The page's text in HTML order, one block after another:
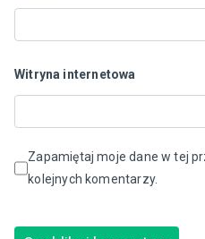
Witryna internetowa
Zapamiętaj moje dane w tej
kolejnych komentarzy.